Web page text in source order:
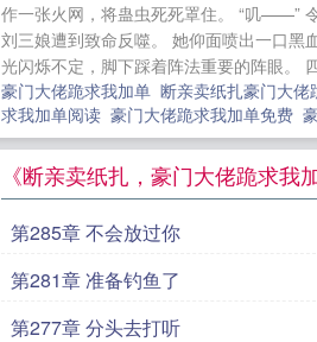
作一张火网，将蛊虫死死罩住。 “叽——”
刘三娘遭到致命反噬。 她仰面喷出一口黑
光闪烁不定，脚下踩着阵法重要的阵眼。
豪门大佬跪求我加单 断亲卖纸扎豪门大佬
求我加单阅读 豪门大佬跪求我加单免费
《断亲卖纸扎，豪门大佬跪求我
第285章 不会放过你
第281章 准备钓鱼了
第277章 分头去打听